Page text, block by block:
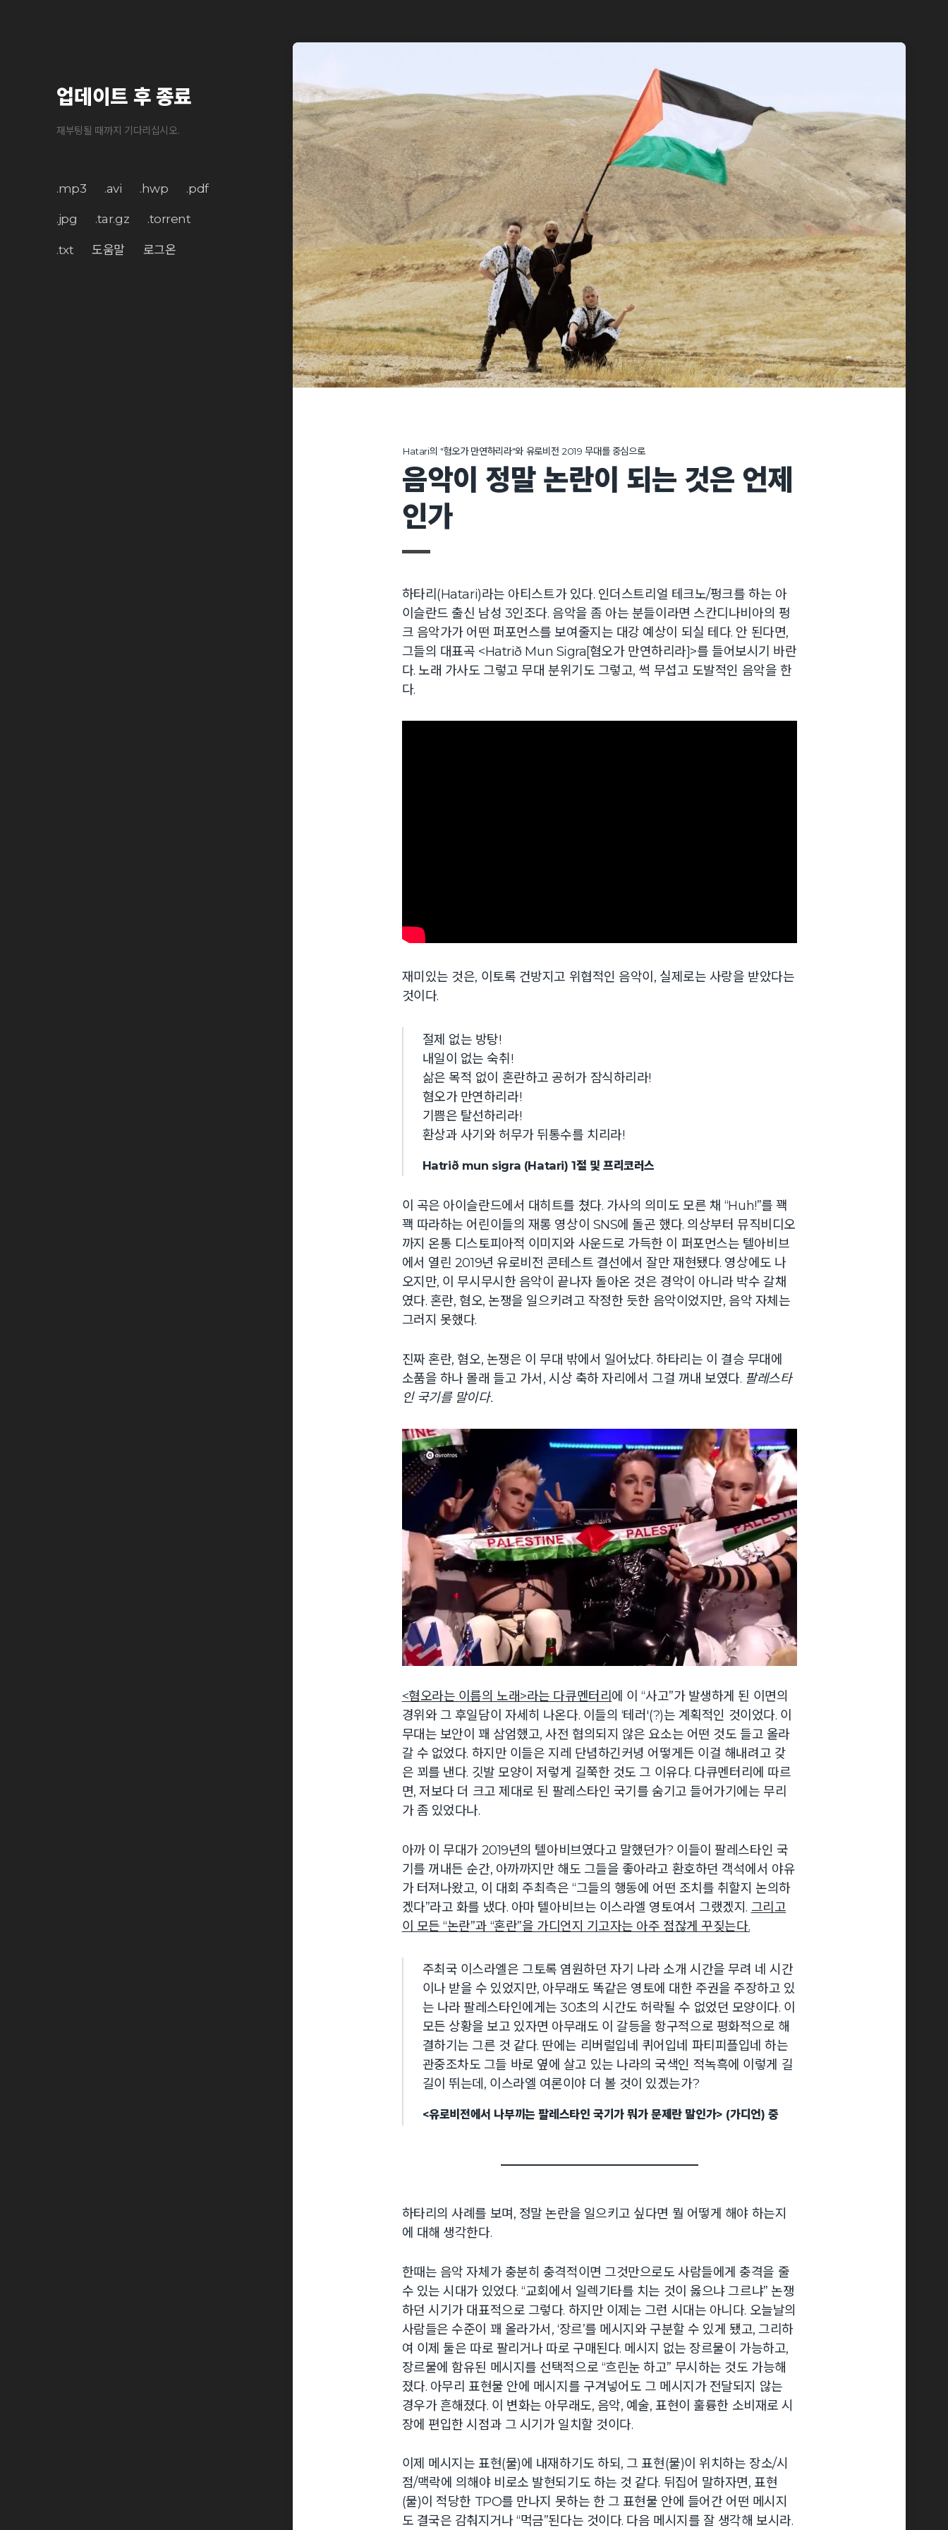
업데이트 후 종료
재부팅될 때까지 기다리십시오.
.mp3 .avi .hwp .pdf
.jpg .tar.gz .torrent
.txt 도움말 로그온
Hatari의 "혐오가 만연하리라"와 유로비전 2019 무대를 중심으로
음악이 정말 논란이 되는 것은 언제
인가
하타리(Hatari)라는 아티스트가 있다. 인더스트리얼 테크노/펑크를 하는 아
이슬란드 출신 남성 3인조다. 음악을 좀 아는 분들이라면 스칸디나비아의 펑
크 음악가가 어떤 퍼포먼스를 보여줄지는 대강 예상이 되실 테다. 안 된다면,
그들의 대표곡 <Hatrið Mun Sigra[혐오가 만연하리라]>를 들어보시기 바란
다. 노래 가사도 그렇고 무대 분위기도 그렇고, 썩 무섭고 도발적인 음악을 한
다.
재미있는 것은, 이토록 건방지고 위협적인 음악이, 실제로는 사랑을 받았다는
것이다.
절제 없는 방탕!
내일이 없는 숙취!
삶은 목적 없이 혼란하고 공허가 잠식하리라!
혐오가 만연하리라!
기쁨은 탈선하리라!
환상과 사기와 허무가 뒤통수를 치리라!
Hatrið mun sigra (Hatari) 1절 및 프리코러스
이 곡은 아이슬란드에서 대히트를 쳤다. 가사의 의미도 모른 채 “Huh!”를 꽥
꽥 따라하는 어린이들의 재롱 영상이 SNS에 돌곤 했다. 의상부터 뮤직비디오
까지 온통 디스토피아적 이미지와 사운드로 가득한 이 퍼포먼스는 텔아비브
에서 열린 2019년 유로비전 콘테스트 결선에서 잘만 재현됐다. 영상에도 나
오지만, 이 무시무시한 음악이 끝나자 돌아온 것은 경악이 아니라 박수 갈채
였다. 혼란, 혐오, 논쟁을 일으키려고 작정한 듯한 음악이었지만, 음악 자체는
그러지 못했다.
진짜 혼란, 혐오, 논쟁은 이 무대 밖에서 일어났다. 하타리는 이 결승 무대에
소품을 하나 몰래 들고 가서, 시상 축하 자리에서 그걸 꺼내 보였다. 팔레스타
인 국기를 말이다.
<혐오라는 이름의 노래>라는 다큐멘터리 에 이 “사고”가 발생하게 된 이면의
경위와 그 후일담이 자세히 나온다. 이들의 ‘테러'(?)는 계획적인 것이었다. 이
무대는 보안이 꽤 삼엄했고, 사전 협의되지 않은 요소는 어떤 것도 들고 올라
갈 수 없었다. 하지만 이들은 지레 단념하긴커녕 어떻게든 이걸 해내려고 갖
은 꾀를 낸다. 깃발 모양이 저렇게 길쭉한 것도 그 이유다. 다큐멘터리에 따르
면, 저보다 더 크고 제대로 된 팔레스타인 국기를 숨기고 들어가기에는 무리
가 좀 있었다나.
아까 이 무대가 2019년의 텔아비브였다고 말했던가? 이들이 팔레스타인 국
기를 꺼내든 순간, 아까까지만 해도 그들을 좋아라고 환호하던 객석에서 야유
가 터져나왔고, 이 대회 주최측은 “그들의 행동에 어떤 조치를 취할지 논의하
겠다”라고 화를 냈다. 아마 텔아비브는 이스라엘 영토여서 그랬겠지. 그리고
이 모든 “논란”과 “혼란”을 가디언지 기고자는 아주 점잖게 꾸짖는다.
주최국 이스라엘은 그토록 염원하던 자기 나라 소개 시간을 무려 네 시간
이나 받을 수 있었지만, 아무래도 똑같은 영토에 대한 주권을 주장하고 있
는 나라 팔레스타인에게는 30초의 시간도 허락될 수 없었던 모양이다. 이
모든 상황을 보고 있자면 아무래도 이 갈등을 항구적으로 평화적으로 해
결하기는 그른 것 같다. 딴에는 리버럴입네 퀴어입네 파티피플입네 하는
관중조차도 그들 바로 옆에 살고 있는 나라의 국색인 적녹흑에 이렇게 길
길이 뛰는데, 이스라엘 여론이야 더 볼 것이 있겠는가?
<유로비전에서 나부끼는 팔레스타인 국기가 뭐가 문제란 말인가> (가디언) 중
하타리의 사례를 보며, 정말 논란을 일으키고 싶다면 뭘 어떻게 해야 하는지
에 대해 생각한다.
한때는 음악 자체가 충분히 충격적이면 그것만으로도 사람들에게 충격을 줄
수 있는 시대가 있었다. “교회에서 일렉기타를 치는 것이 옳으냐 그르냐” 논쟁
하던 시기가 대표적으로 그렇다. 하지만 이제는 그런 시대는 아니다. 오늘날의
사람들은 수준이 꽤 올라가서, ‘장르’를 메시지와 구분할 수 있게 됐고, 그리하
여 이제 둘은 따로 팔리거나 따로 구매된다. 메시지 없는 장르물이 가능하고,
장르물에 함유된 메시지를 선택적으로 “흐린눈 하고” 무시하는 것도 가능해
졌다. 아무리 표현물 안에 메시지를 구겨넣어도 그 메시지가 전달되지 않는
경우가 흔해졌다. 이 변화는 아무래도, 음악, 예술, 표현이 훌륭한 소비재로 시
장에 편입한 시점과 그 시기가 일치할 것이다.
이제 메시지는 표현(물)에 내재하기도 하되, 그 표현(물)이 위치하는 장소/시
점/맥락에 의해야 비로소 발현되기도 하는 것 같다. 뒤집어 말하자면, 표현
(물)이 적당한 TPO를 만나지 못하는 한 그 표현물 안에 들어간 어떤 메시지
도 결국은 감춰지거나 “먹금”된다는 것이다. 다음 메시지를 잘 생각해 보시라.